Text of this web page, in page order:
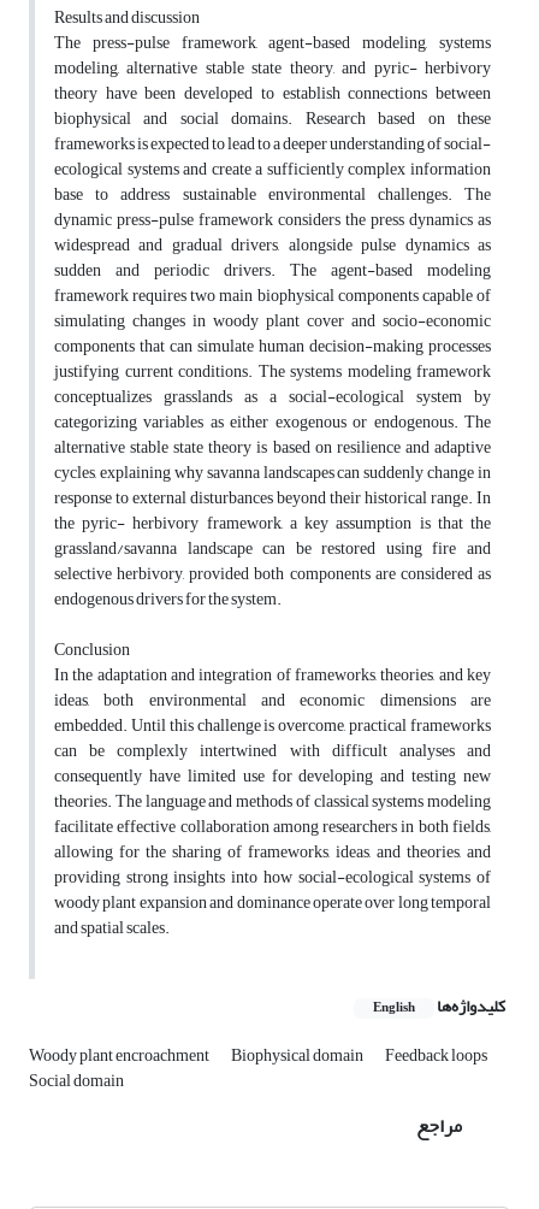
Results and discussion
The press-pulse framework, agent-based modeling, systems
modeling, alternative stable state theory, and pyric- herbivory
theory have been developed to establish connections between
biophysical and social domains. Research based on these
frameworks is expected to lead to a deeper understanding of social-
ecological systems and create a sufficiently complex information
base to address sustainable environmental challenges. The
dynamic press-pulse framework considers the press dynamics as
widespread and gradual drivers, alongside pulse dynamics as
sudden and periodic drivers. The agent-based modeling
framework requires two main biophysical components capable of
simulating changes in woody plant cover and socio-economic
components that can simulate human decision-making processes
justifying current conditions. The systems modeling framework
conceptualizes grasslands as a social-ecological system by
categorizing variables as either exogenous or endogenous. The
alternative stable state theory is based on resilience and adaptive
cycles, explaining why savanna landscapes can suddenly change in
response to external disturbances beyond their historical range. In
the pyric- herbivory framework, a key assumption is that the
grassland/savanna landscape can be restored using fire and
selective herbivory, provided both components are considered as
endogenous drivers for the system.
Conclusion
In the adaptation and integration of frameworks, theories, and key
ideas, both environmental and economic dimensions are
embedded. Until this challenge is overcome, practical frameworks
can be complexly intertwined with difficult analyses and
consequently have limited use for developing and testing new
theories. The language and methods of classical systems modeling
facilitate effective collaboration among researchers in both fields,
allowing for the sharing of frameworks, ideas, and theories, and
providing strong insights into how social-ecological systems of
woody plant expansion and dominance operate over long temporal
and spatial scales.
کلیدواژه‌ها English
Woody plant encroachment Biophysical domain Feedback loops
Social domain
مراجع